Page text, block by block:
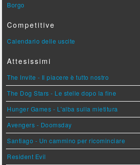
Borgo
Competitive
Calendario delle uscite
Attesissimi
The Invite - Il piacere è tutto nostro
The Dog Stars - Le stelle dopo la fine
Hunger Games - L'alba sulla mietitura
Avengers - Doomsday
Santiago - Un cammino per ricominciare
Resident Evil